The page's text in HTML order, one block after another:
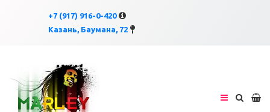
+7 (917) 916-0-420
Казань, Баумана, 72×